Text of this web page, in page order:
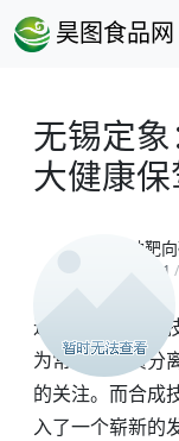
昊图食品网
无锡定
大健康
有机砷靶
2022-11-11 /
近几年来，随着
为常规的物质分
的关注。而合成
入了一个崭新的